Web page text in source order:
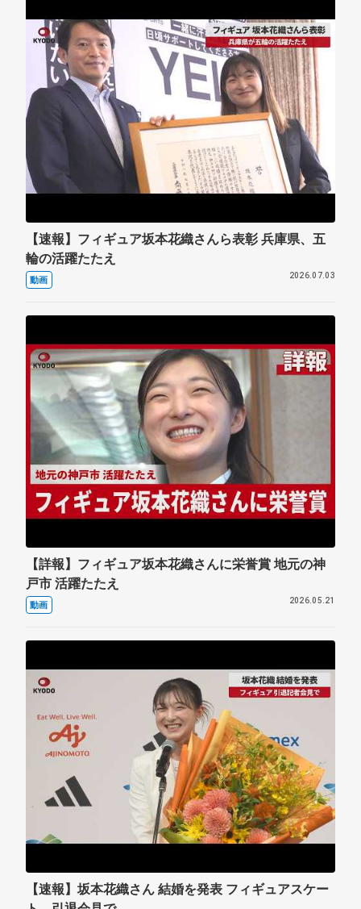
【速報】フィギュア坂本花織さんら表彰 兵庫県、五
輪の活躍たたえ
動画 2026.07.03
【詳報】フィギュア坂本花織さんに栄誉賞 地元の神
戸市 活躍たたえ
動画 2026.05.21
【速報】坂本花織さん 結婚を発表 フィギュアスケー